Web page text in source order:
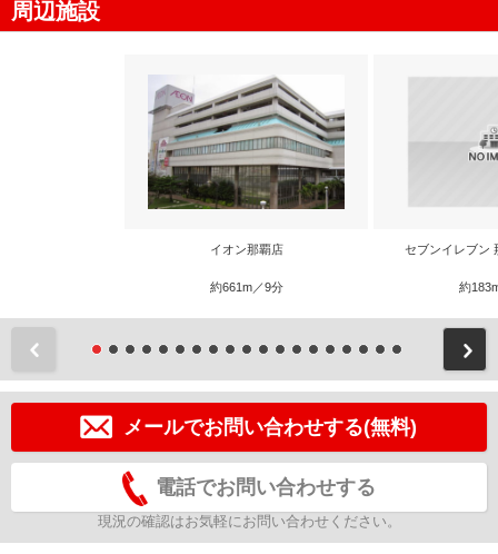
周辺施設
イオン那覇店
約661m／9分
セブンイレブン
約
メールでお問い合わせする(無料)
電話でお問い合わせする
現況の確認はお気軽にお問い合わせください。